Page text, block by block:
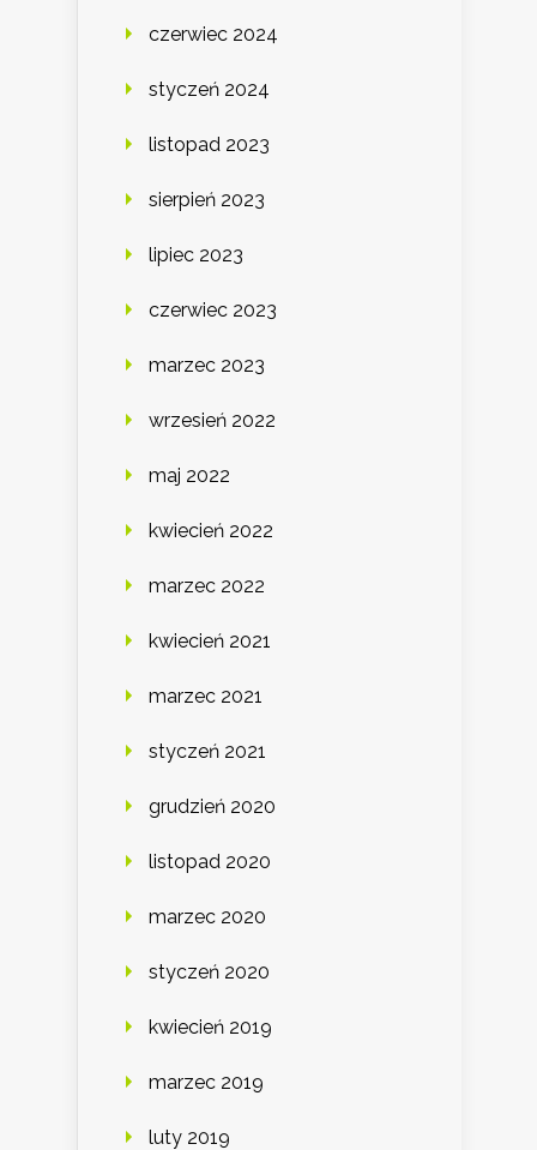
czerwiec 2024
styczeń 2024
listopad 2023
sierpień 2023
lipiec 2023
czerwiec 2023
marzec 2023
wrzesień 2022
maj 2022
kwiecień 2022
marzec 2022
kwiecień 2021
marzec 2021
styczeń 2021
grudzień 2020
listopad 2020
marzec 2020
styczeń 2020
kwiecień 2019
marzec 2019
luty 2019